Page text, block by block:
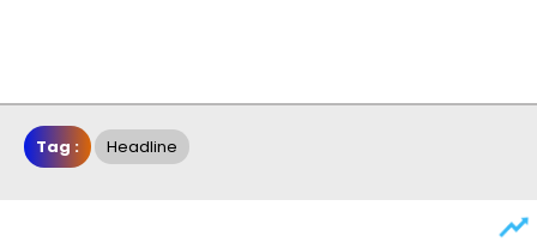
Tag : Headline